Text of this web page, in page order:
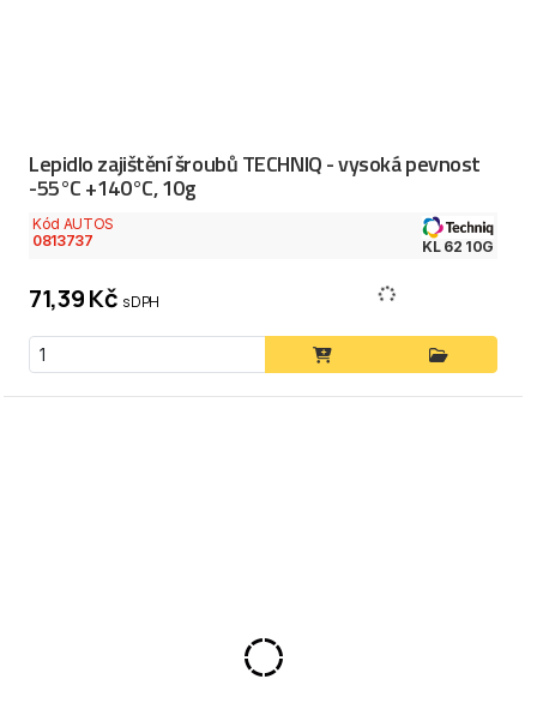
Lepidlo zajištění šroubů TECHNIQ - vysoká pevnost
-55°C +140°C, 10g
Kód AUTOS
0813737
KL 62 10G
71,39 Kč s DPH